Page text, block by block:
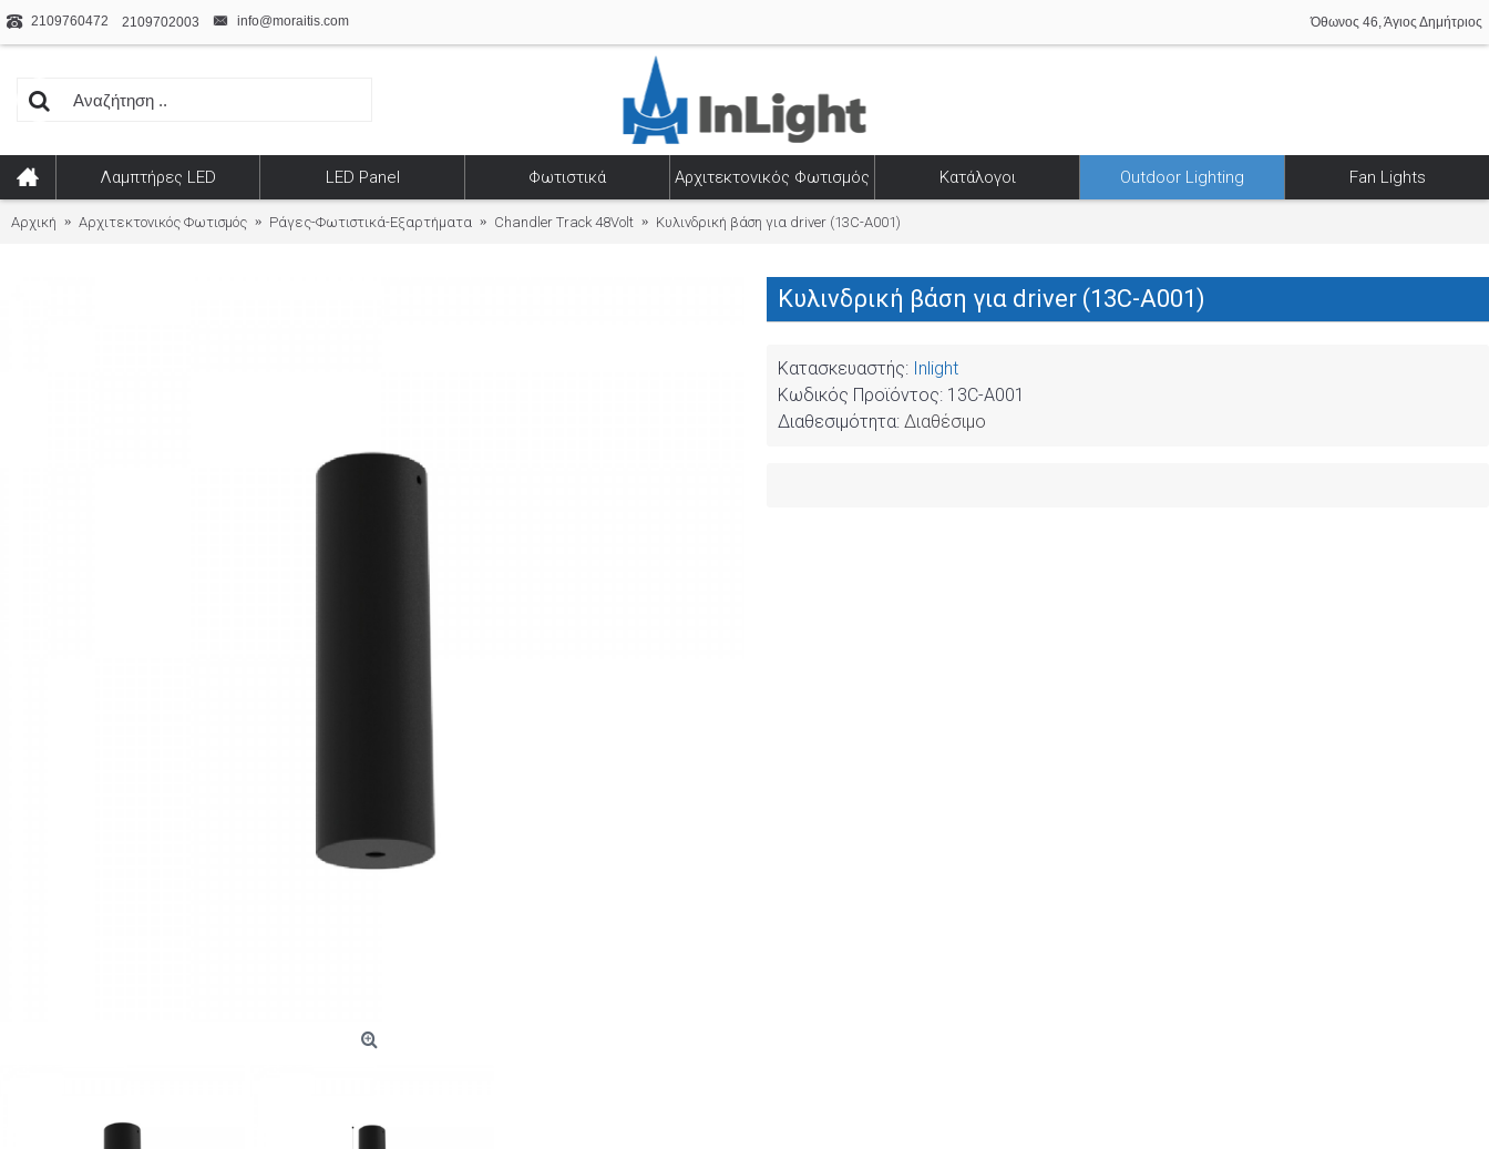
2109760472 2109702003 info@moraitis.com Όθωνος 46, Άγιος Δημήτριος
Λαμπτήρες LED LED Panel Φωτιστικά Αρχιτεκτονικός Φωτισμός Κατάλογοι Outdoor Lighting Fan Lights
Αρχική Αρχιτεκτονικός Φωτισμός Ράγες-Φωτιστικά-Εξαρτήματα Chandler Track 48Volt Κυλινδρική βάση για driver (13C-A001)
Κυλινδρική βάση για driver (13C-A001)
Κατασκευαστής: Inlight
Κωδικός Προϊόντος: 13C-A001
Διαθεσιμότητα: Διαθέσιμο